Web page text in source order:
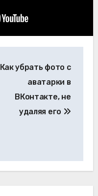
Как убрать фото с
аватарки в
ВКонтакте, не
удаляя его